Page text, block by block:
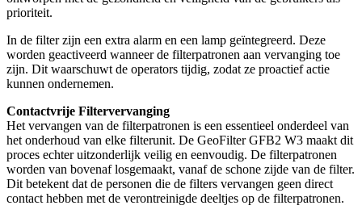
prioriteit.
In de filter zijn een extra alarm en een lamp geïntegreerd. Deze
worden geactiveerd wanneer de filterpatronen aan vervanging toe
zijn. Dit waarschuwt de operators tijdig, zodat ze proactief actie
kunnen ondernemen.
Contactvrije Filtervervanging
Het vervangen van de filterpatronen is een essentieel onderdeel van
het onderhoud van elke filterunit. De GeoFilter GFB2 W3 maakt dit
proces echter uitzonderlijk veilig en eenvoudig. De filterpatronen
worden van bovenaf losgemaakt, vanaf de schone zijde van de filter.
Dit betekent dat de personen die de filters vervangen geen direct
contact hebben met de verontreinigde deeltjes op de filterpatronen.